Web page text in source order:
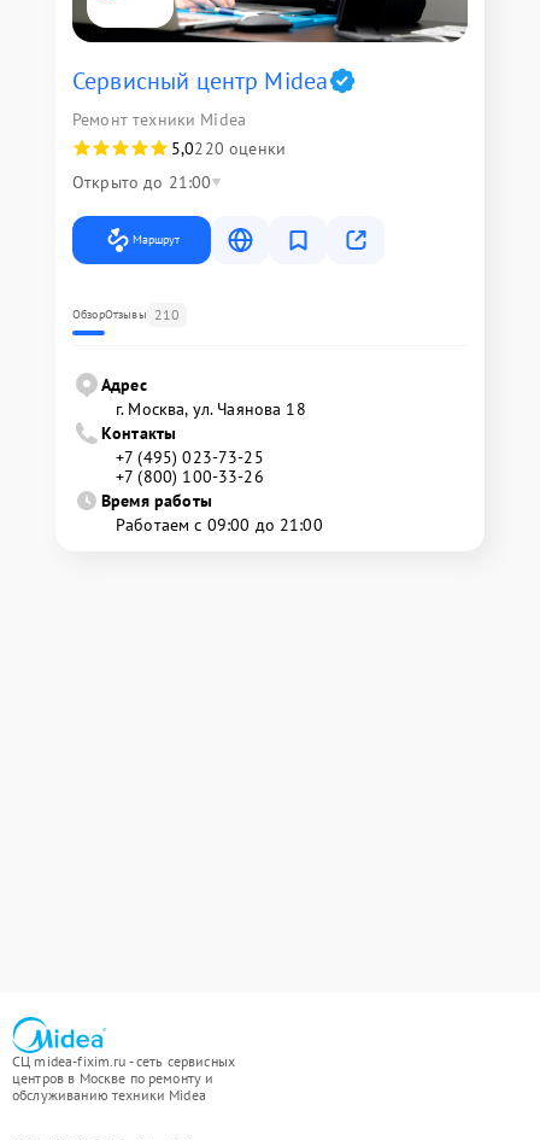
Сервисный центр Midea
Ремонт техники Midea
5,0220 оценки
Открыто до 21:00
Маршрут
ОбзорОтзывы 210
Адрес
г. Москва, ул. Чаянова 18
Контакты
+7 (495) 023-73-25
+7 (800) 100-33-26
Время работы
Работаем с 09:00 до 21:00
СЦ midea-fixim.ru - сеть сервисных
центров в Москве по ремонту и
обслуживанию техники Midea